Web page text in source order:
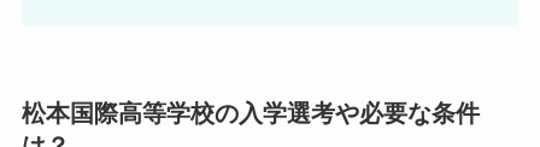
松本国際高等学校の入学選考や必要な条件